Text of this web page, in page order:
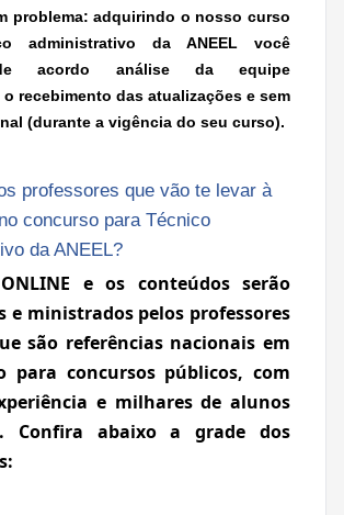
problema: adquirindo o nosso curso
administrativo da ANEEL você
acordo análise da equipe
recebimento das atualizações e sem
(durante a vigência do seu curso).
professores que vão te levar à
concurso para Técnico
da ANEEL?
ONLINE e os conteúdos serão
e ministrados pelos professores
são referências nacionais em
para concursos públicos, com
e milhares de alunos
Confira abaixo a grade dos